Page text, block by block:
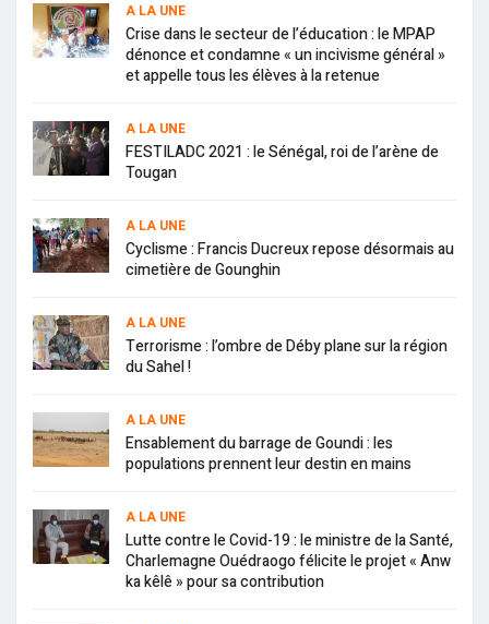
A LA UNE
Crise dans le secteur de l’éducation : le MPAP
dénonce et condamne « un incivisme général »
et appelle tous les élèves à la retenue
A LA UNE
FESTILADC 2021 : le Sénégal, roi de l’arène de
Tougan
A LA UNE
Cyclisme : Francis Ducreux repose désormais au
cimetière de Gounghin
A LA UNE
Terrorisme : l’ombre de Déby plane sur la région
du Sahel !
A LA UNE
Ensablement du barrage de Goundi : les
populations prennent leur destin en mains
A LA UNE
Lutte contre le Covid-19 : le ministre de la Santé,
Charlemagne Ouédraogo félicite le projet « Anw
ka kêlê » pour sa contribution